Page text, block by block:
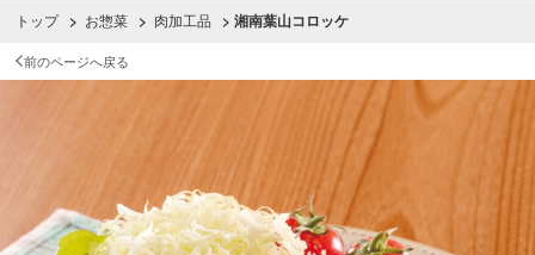
トップ > お惣菜 > 肉加工品 > 湘南葉山コロッケ
前のページへ戻る